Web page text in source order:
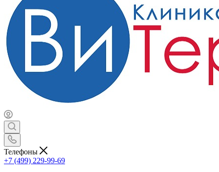
Телефоны
+7 (499) 229-99-69